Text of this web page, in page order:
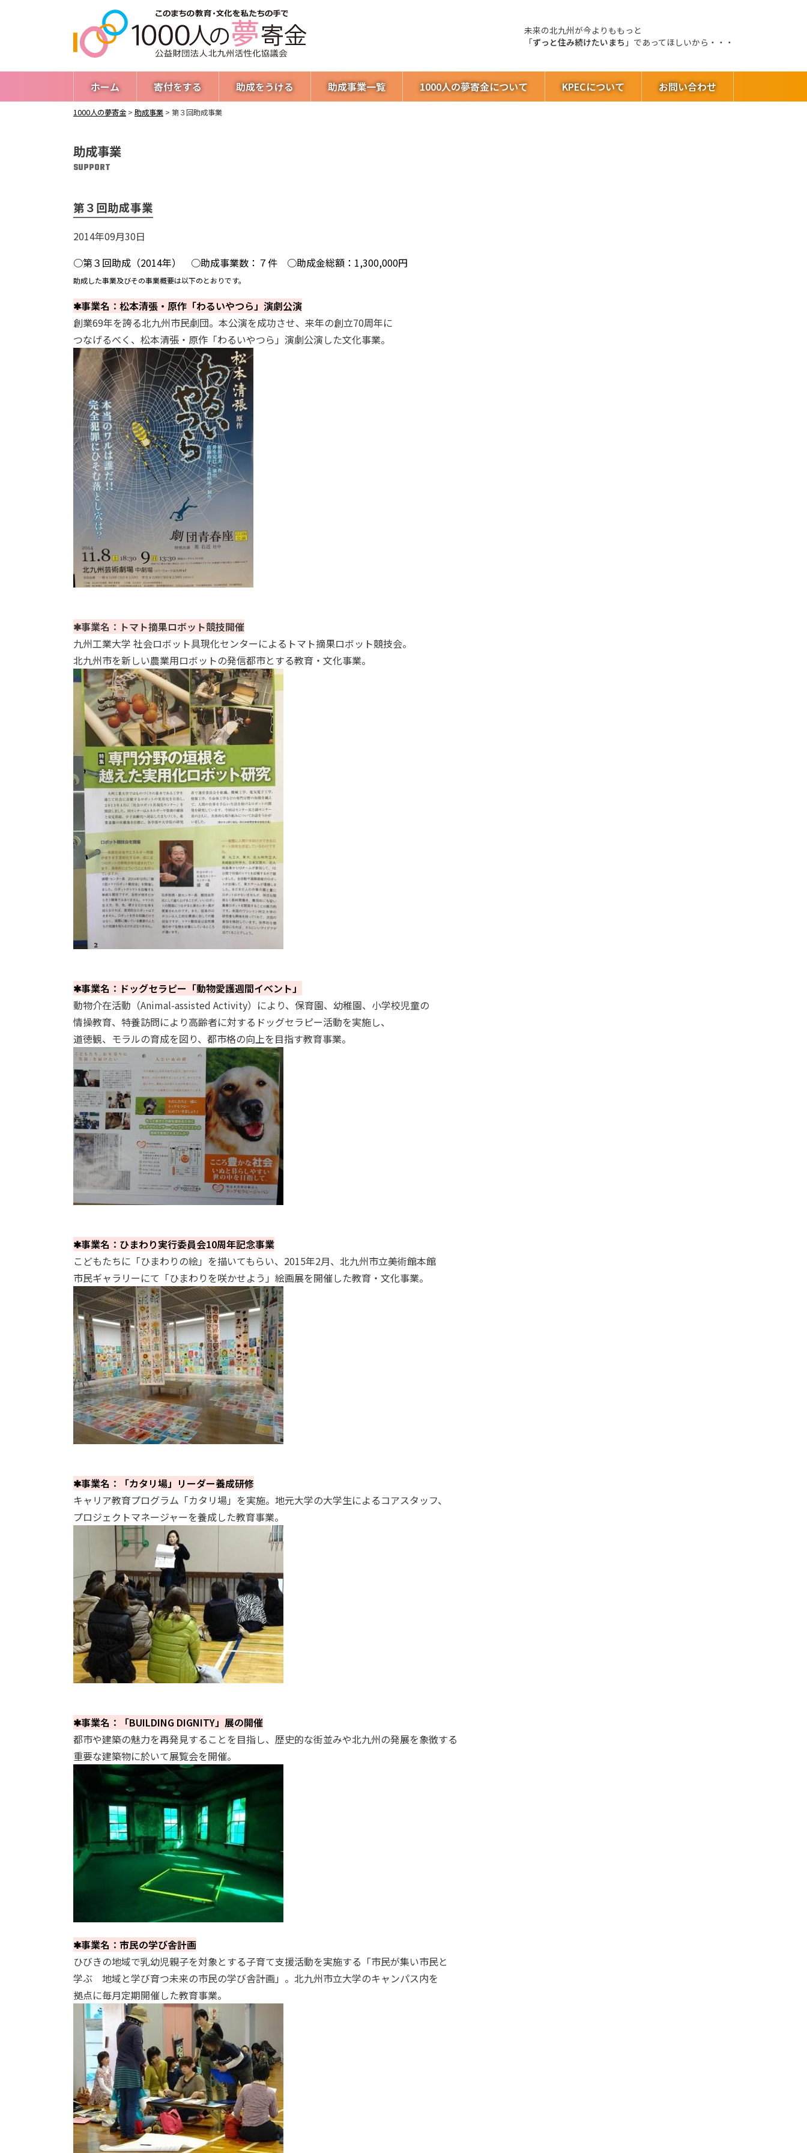
未来の北九州が今よりももっと
「ずっと住み続けたいまち 」であってほしいから・・・
ホーム 寄付をする 助成をうける 助成事業一覧 1000人の夢寄金について KPECについて お問い合わせ
1000人の夢寄金 > 助成事業 > 第３回助成事業
助成事業
SUPPORT
第３回助成事業
2014年09月30日
○第３回助成（2014年） ○助成事業数：７件 ○助成金総額：1,300,000円
助成した事業及びその事業概要は以下のとおりです。
✱事業名：松本清張・原作「わるいやつら」演劇公演
創業69年を誇る北九州市民劇団。本公演を成功させ、来年の創立70周年に
つなげるべく、松本清張・原作「わるいやつら」演劇公演 した文化事業。
✱事業名：トマト摘果ロボット競技開催
九州工業大学 社会ロボット具現化センターによるトマト摘果ロボット競技会。
北九州市を新しい農業用ロボットの発信都市とする教育・文化事業。
✱事業名：ドッグセラピー「動物愛護週間イベント」
動物介在活動（Animal-assisted Activity）により、保育園、幼稚園、小学校児童の
情操教育、特養訪問により高齢者に対するドッグセラピー活動を実施し、
道徳観、モラルの育成を図り、都市格の向上を目指す教育事業。
✱事業名：ひまわり実行委員会10周年記念事業
こどもたちに「ひまわりの絵」を描いてもらい、2015年2月、北九州市立美術館本館
市民ギャラリーにて「ひまわりを咲かせよう」絵画展を開催した教育・文化事業。
✱事業名：「カタリ場」リーダー養成研修
キャリア教育プログラム「カタリ場」を実施。地元大学の大学生によるコアスタッフ、
プロジェクトマネージャーを養成した教育事業。
✱事業名：「BUILDING DIGNITY」展の開催
都市や建築の魅力を再発見することを目指し、歴史的な街並みや北九州の発展を象徴する
重要な建築物に於いて展覧会を開催。
✱事業名：市民の学び舎計画
ひびきの地域で乳幼児親子を対象とする子育て支援活動を実施する「市民が集い市民と
学ぶ 地域と学び育つ未来の市民の学び舎計画」。北九州市立大学のキャンパス内を
拠点に毎月定期開催した教育事業。